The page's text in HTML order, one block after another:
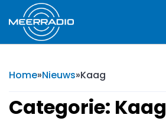
Home»Nieuws»Kaag
Categorie: Kaag